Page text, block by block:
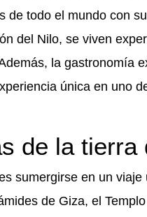
de todo el mundo con
del Nilo, se viven
la gastronomía
única en uno
de la tierra
sumergirse en un
de Giza, el